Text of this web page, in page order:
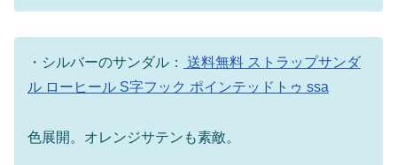
・シルバーのサンダル：
送料無料 ストラップサンダ
ル ローヒール S字フック ポインテッドトゥ ssa
色展開。オレンジサテンも素敵。